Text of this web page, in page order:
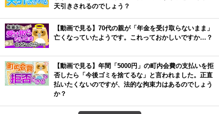
天引きされるのでしょう？
【動画で見る】70代の親が「年金を受け取らないまま」
亡くなっていたようです。これっておかしいですか…？
【動画で見る】年間「5000円」の町内会費の支払いを拒
否したら「今後ゴミを捨てるな」と言われました。正直
払いたくないのですが、法的な拘束力はあるのでしょう
か？